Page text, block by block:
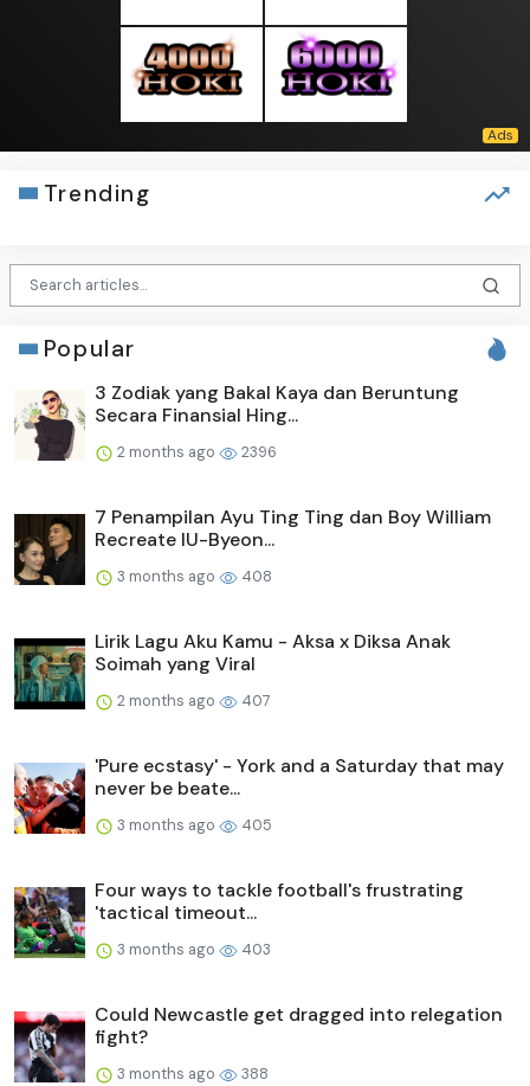
Trending
Popular
3 Zodiak yang Bakal Kaya dan Beruntung
Secara Finansial Hing...
2 months ago 2396
7 Penampilan Ayu Ting Ting dan Boy William
Recreate IU-Byeon...
3 months ago 408
Lirik Lagu Aku Kamu - Aksa x Diksa Anak
Soimah yang Viral
2 months ago 407
'Pure ecstasy' - York and a Saturday that may
never be beate...
3 months ago 405
Four ways to tackle football's frustrating
'tactical timeout...
3 months ago 403
Could Newcastle get dragged into relegation
fight?
3 months ago 388